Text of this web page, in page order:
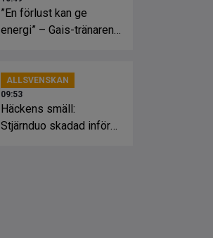
”En förlust kan ge
energi” – Gais-tränaren
ALLSVENSKAN
09:53
Häckens smäll:
Stjärnduo skadad inför